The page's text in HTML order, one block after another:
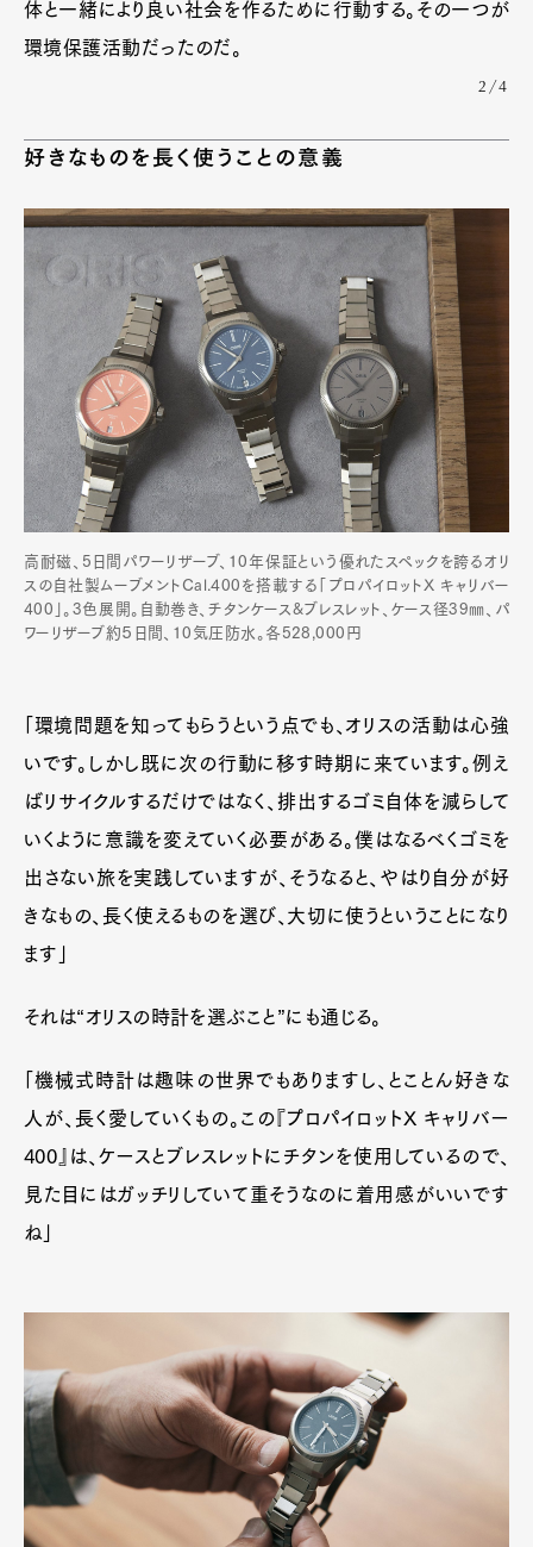
Pen Membership
Magazine
Official Columnist
Pen international Pen tw
体と一緒により良い社会を作るために行動する。その一つが
環境保護活動だったのだ。
2/4
好きなものを長く使うことの意義
高耐磁、5日間パワーリザーブ、10年保証という優れたスペックを誇るオリ
スの自社製ムーブメントCal.400を搭載する「プロパイロットX キャリバー
400」。3色展開。自動巻き、チタンケース&ブレスレット、ケース径39㎜、パ
ワーリザーブ約５日間、10気圧防水。各528,000円
「環境問題を知ってもらうという点でも、オリスの活動は心強
いです。しかし既に次の行動に移す時期に来ています。例え
ばリサイクルするだけではなく、排出するゴミ自体を減らして
いくように意識を変えていく必要がある。僕はなるべくゴミを
出さない旅を実践していますが、そうなると、やはり自分が好
きなもの、長く使えるものを選び、大切に使うということになり
ます」
それは“オリスの時計を選ぶこと”にも通じる。
「機械式時計は趣味の世界でもありますし、とことん好きな
人が、長く愛していくもの。この『プロパイロットX キャリバー
400』は、ケースとブレスレットにチタンを使用しているので、
見た目にはガッチリしていて重そうなのに着用感がいいです
ね」